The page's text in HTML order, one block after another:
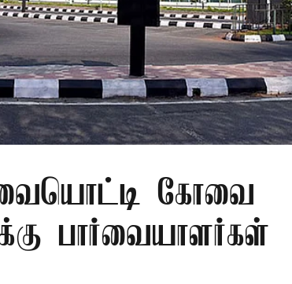
கோவை
பார்வையாளர்கள்